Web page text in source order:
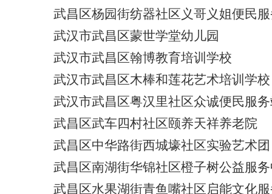
武昌区杨园街纺器社区义哥义姐便民
武汉市武昌区蒙世学堂幼儿园
武汉市武昌区翰博教育培训学校
武汉市武昌区木棒和莲花艺术培训学校
武汉市武昌区粤汉里社区众诚便民服
武昌区武车四村社区颐养天祥养老院
武昌区中华路街西城壕社区实验艺术团
武昌区南湖街华锦社区橙子树公益服
武昌区水果湖街青鱼嘴社区启能文化